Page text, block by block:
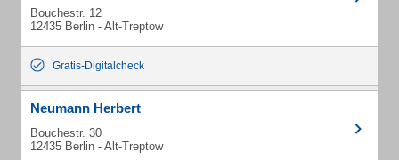
Bouchestr. 12
12435 Berlin - Alt-Treptow
Gratis-Digitalcheck
Neumann Herbert
Bouchestr. 30
12435 Berlin - Alt-Treptow